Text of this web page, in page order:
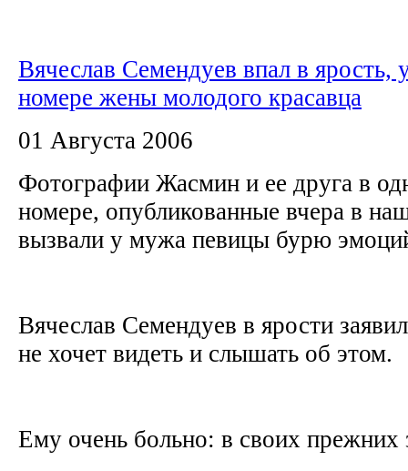
Вячеслав Семендуев впал в ярость,
номере жены молодого красавца
01 Августа 2006
Фотографии Жасмин и ее друга в
номере, опубликованные вчера в
вызвали у мужа певицы бурю
Вячеслав Семендуев в ярости
не хочет видеть и слышать об этом.
Ему очень больно: в своих прежних